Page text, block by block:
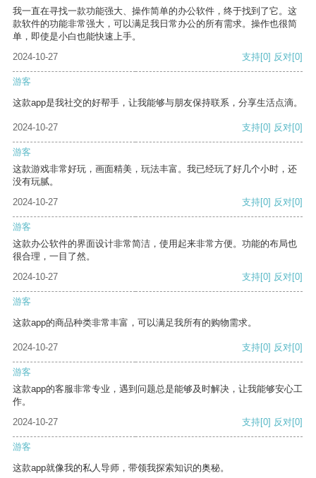
我一直在寻找一款功能强大、操作简单的办公软件，终于找到了它。这
款软件的功能非常强大，可以满足我日常办公的所有需求。操作也很简
单，即使是小白也能快速上手。
2024-10-27
支持[0] 反对[0]
游客
这款app是我社交的好帮手，让我能够与朋友保持联系，分享生活点滴。
2024-10-27 支持[0] 反对[0]
游客
这款游戏非常好玩，画面精美，玩法丰富。我已经玩了好几个小时，还
没有玩腻。
2024-10-27
支持[0] 反对[0]
游客
这款办公软件的界面设计非常简洁，使用起来非常方便。功能的布局也
很合理，一目了然。
2024-10-27
支持[0] 反对[0]
游客
这款app的商品种类非常丰富，可以满足我所有的购物需求。
2024-10-27 支持[0] 反对[0]
游客
这款app的客服非常专业，遇到问题总是能够及时解决，让我能够安心工
作。
2024-10-27
支持[0] 反对[0]
游客
这款app就像我的私人导师，带领我探索知识的奥秘。